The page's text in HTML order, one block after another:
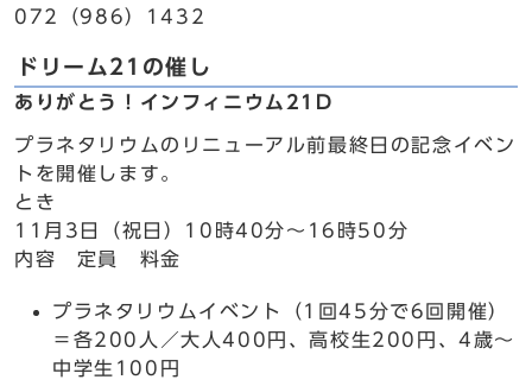
072（986）1432
ドリーム21の催し
ありがとう！インフィニウム21D
プラネタリウムのリニューアル前最終日の記念イベン
トを開催します。
とき
11月3日（祝日）10時40分～16時50分
内容 定員 料金
プラネタリウムイベント（1回45分で6回開催）
＝各200人／大人400円、高校生200円、4歳～
中学生100円